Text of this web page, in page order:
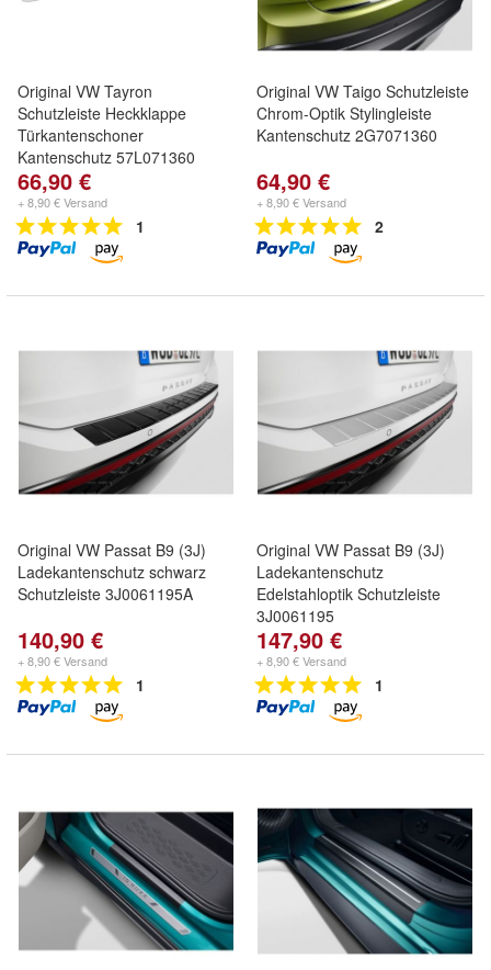
Original VW Tayron
Schutzleiste Heckklappe
Türkantenschoner
Kantenschutz 57L071360
66,90 €
+ 8,90 € Versand
1
Original VW Taigo Schutzleiste
Chrom-Optik Stylingleiste
Kantenschutz 2G7071360
64,90 €
+ 8,90 € Versand
2
Original VW Passat B9 (3J)
Ladekantenschutz schwarz
Schutzleiste 3J0061195A
140,90 €
+ 8,90 € Versand
1
Original VW Passat B9 (3J)
Ladekantenschutz
Edelstahloptik Schutzleiste
3J0061195
147,90 €
+ 8,90 € Versand
1